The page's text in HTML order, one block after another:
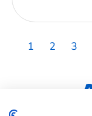
1 2 3